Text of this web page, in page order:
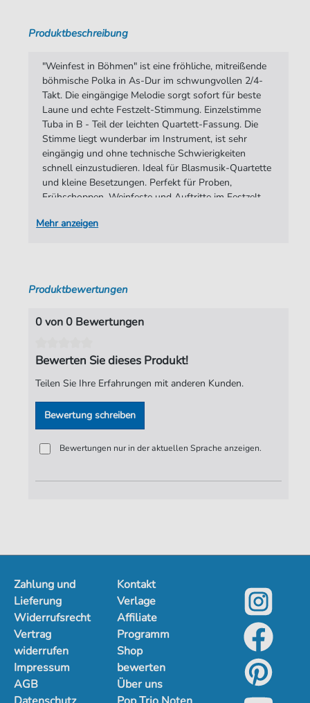
Autoren:
Hönig
Seiten:
Spieldauer:
03:06
Verlag:
soundnotation
Produktbeschreibung
"Weinfest in Böhmen" ist eine fröhliche, mitreißende
böhmische Polka in As-Dur im schwungvollen 2/4-
Takt. Die eingängige Melodie sorgt sofort für beste
Laune und echte Festzelt-Stimmung. Einzelstimme
Tuba in B - Teil der leichten Quartett-Fassung. Die
Stimme liegt wunderbar im Instrument, ist sehr
eingängig und ohne technische Schwierigkeiten
schnell einzustudieren. Ideal für Blasmusik-Quartette
und kleine Besetzungen. Perfekt für Proben,
Frühschoppen, Weinfeste und Auftritte im Festzelt.
Mehr anzeigen
Produktbewertungen
0 von 0 Bewertungen
Bewerten Sie dieses Produkt!
Teilen Sie Ihre Erfahrungen mit anderen Kunden.
Bewertung schreiben
Bewertungen nur in der aktuellen Sprache anzeigen.
Zahlung und
Lieferung
Widerrufsrecht
Vertrag
widerrufen
Impressum
AGB
Kontakt
Verlage
Affiliate
Programm
Shop
bewerten
Über uns